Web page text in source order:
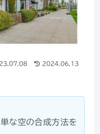
2024.06.13
な空の合成方法を